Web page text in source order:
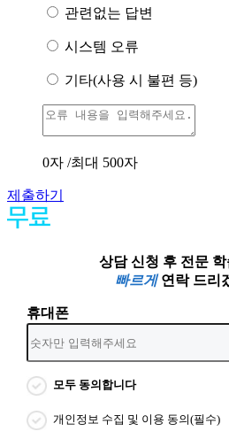
관련없는 답변
시스템 오류
기타(사용 시 불편 등)
0자 /최대 500자
제출하기
상담 신청 후 전문
빠르게연락 드리
휴대폰
모두 동의합니다
개인정보 수집 및 이용 동의(필수)